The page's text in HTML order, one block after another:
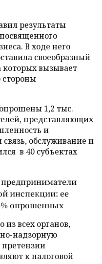
результаты
В ходе него
своеобразный
которых вызывает
стороны
1,2 тыс.
представляющих
и
связь, обслуживание и
в 40 субъектах
инспекции: ее
опрошенных
из всех органов,
надзорную
к налоговой